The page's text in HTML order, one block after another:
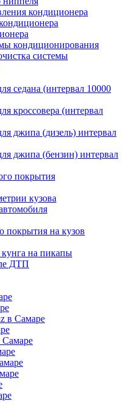
кондиционера
кондиционирования
системы
седана (интервал 10000
кроссовера (интервал
джипа (дизель) интервал
джипа (бензин) интервал
покрытия
кузова
покрытия на кузов
кунга на пикапы
ДТП
в Самаре
Самаре